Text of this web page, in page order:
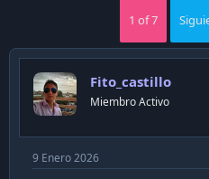
ó
e
l
t
e
m
a
h
a
d
p
u
l
c
1 of 7
Fito_castillo
Miembro Activo
9 Enero 2026